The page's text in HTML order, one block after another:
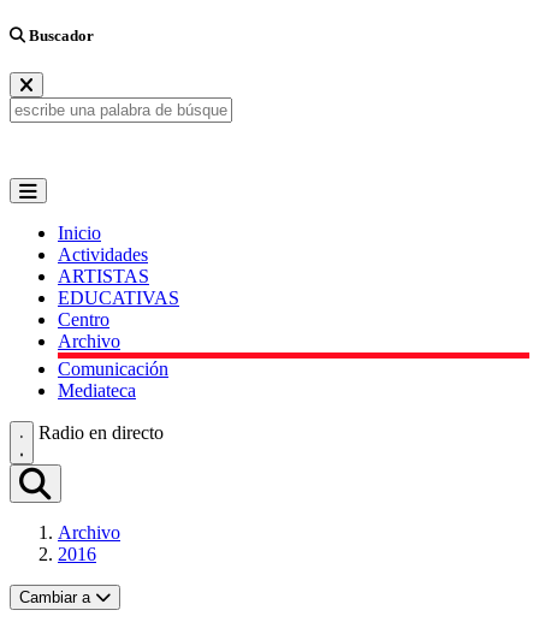
Buscador
Inicio
Actividades
ARTISTAS
EDUCATIVAS
Centro
Archivo
Comunicación
Mediateca
Radio en directo
Archivo
2016
Cambiar a